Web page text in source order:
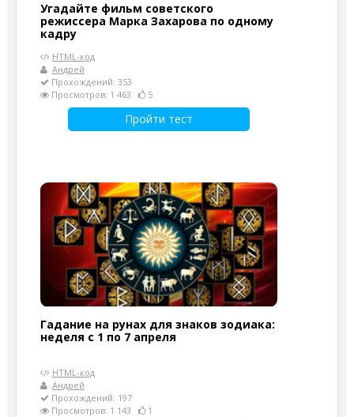
Угадайте фильм советского
режиссера Марка Захарова по одному
кадру
HTML-код
Андрей
Прохождений: 353
Просмотров: 1 463
5
Пройти тест
Гадание на рунах для знаков зодиака:
неделя с 1 по 7 апреля
HTML-код
Андрей
Прохождений: 197
Просмотров: 1 143
1